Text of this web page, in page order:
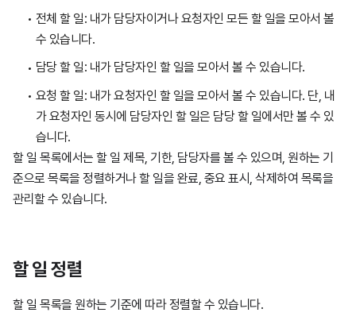
전체 할 일: 내가 담당자이거나 요청자인 모든 할 일을 모아서 볼
수 있습니다.
담당 할 일: 내가 담당자인 할 일을 모아서 볼 수 있습니다.
요청 할 일: 내가 요청자인 할 일을 모아서 볼 수 있습니다. 단, 내
가 요청자인 동시에 담당자인 할 일은 담당 할 일에서만 볼 수 있
습니다.
할 일 목록에서는 할 일 제목, 기한, 담당자를 볼 수 있으며, 원하는 기
준으로 목록을 정렬하거나 할 일을 완료, 중요 표시, 삭제하여 목록을
관리할 수 있습니다.
할 일 정렬
할 일 목록을 원하는 기준에 따라 정렬할 수 있습니다.